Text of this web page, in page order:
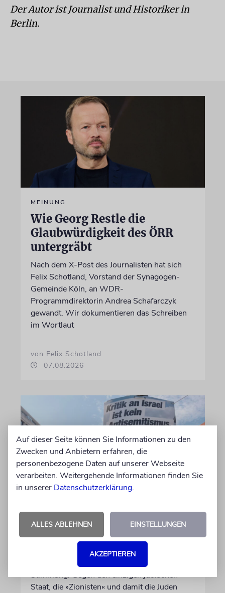
Der Autor ist Journalist und Historiker in
Berlin.
MEINUNG
Wie Georg Restle die
Glaubwürdigkeit des ÖRR
untergräbt
Nach dem X-Post des Journalisten hat sich
Felix Schotland, Vorstand der Synagogen-
Gemeinde Köln, an WDR-
Programmdirektorin Andrea Schafarczyk
gewandt. Wir dokumentieren das Schreiben
im Wortlaut
von Felix Schotland
07.08.2026
Landtagswahlkampf mit
Israelfeindlichkeit
Mit einem vielleicht auf den ersten Blick
unschuldigen Satz macht das BSW
Stimmung. Gegen den einzigen jüdischen
Staat, die »Zionisten« und damit die Juden
Auf dieser Seite können Sie Informationen zu den
Zwecken und Anbietern erfahren, die
personenbezogene Daten auf unserer Webseite
verarbeiten. Weitergehende Informationen finden Sie
in unserer Datenschutzerklärung.
ALLES ABLEHNEN EINSTELLUNGEN
AKZEPTIEREN